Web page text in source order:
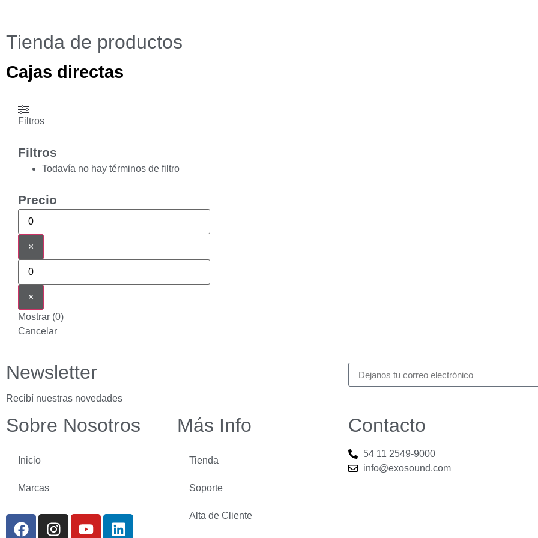
Tienda de productos
Cajas directas
Filtros
Filtros
Todavía no hay términos de filtro
Precio
×
×
Mostrar (0)
Cancelar
Newsletter
Recibí nuestras novedades
Sobre Nosotros
Inicio
Marcas
Más Info
Tienda
Soporte
Alta de Cliente
Contacto
54 11 2549-9000
info@exosound.com